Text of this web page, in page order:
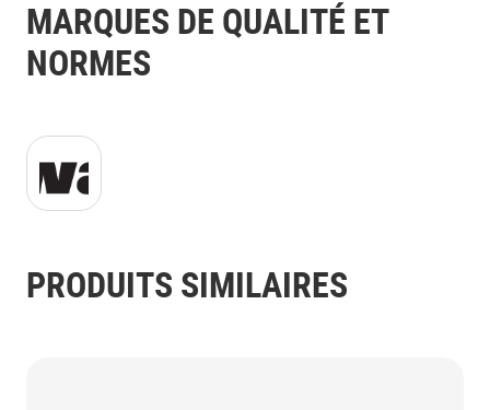
MARQUES DE QUALITÉ ET
NORMES
Kiwa Logo.gif
PRODUITS SIMILAIRES